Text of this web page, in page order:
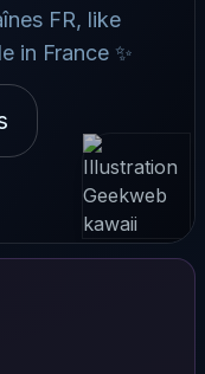
FR, like
in France ✨